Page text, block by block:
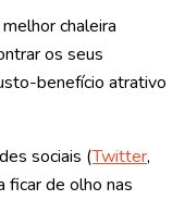
chaleira
os seus
benefício atrativo
sociais (Twitter,
ficar de olho nas